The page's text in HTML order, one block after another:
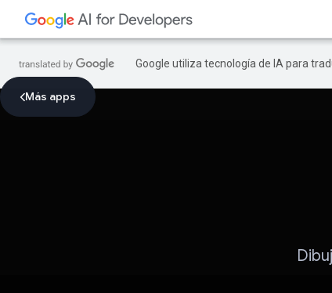
Google utiliza tecnología de IA para
Más apps